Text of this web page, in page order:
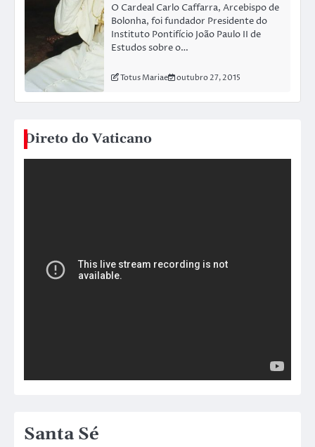
O Cardeal Carlo Caffarra, Arcebispo de
Bolonha, foi fundador Presidente do
Instituto Pontifício João Paulo II de
Estudos sobre o…
Totus Mariae outubro 27, 2015
Direto do Vaticano
Santa Sé